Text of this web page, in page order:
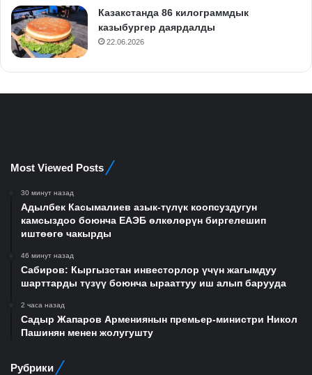
Казакстанда 86 килограммдык
казыбургер даярдалды
22.06.2026
Most Viewed Posts
30 минут назад
Адылбек Касымалиев азык-түлүк коопсуздугун
камсыздоо боюнча ЕАЭБ өлкөлөрүн биргелешип
иштөөгө чакырды
46 минут назад
Сабиров: Кыргызстан инвесторлор үчүн жагымдуу
шарттарды түзүү боюнча ырааттуу иш алып барууда
2 часа назад
Садыр Жапаров Армениянын премьер-министри Никол
Пашинян менен жолугушту
Рубрики